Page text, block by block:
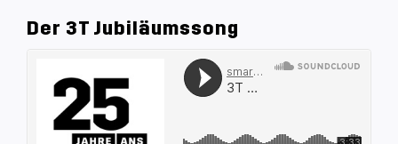
Der 3T Jubiläumssong